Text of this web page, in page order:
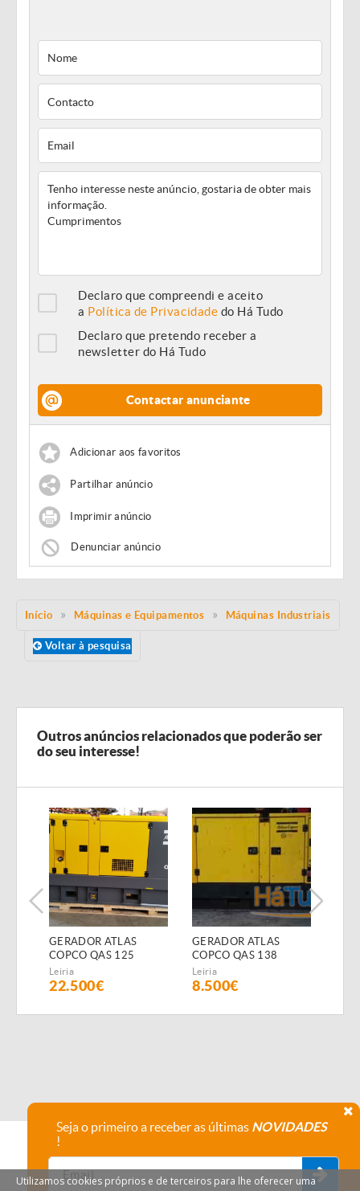
Declaro que compreendi e aceito
a Política de Privacidade do Há Tudo
Declaro que pretendo receber a
newsletter do Há Tudo
Contactar anunciante
Adicionar aos favoritos
Partilhar anúncio
Imprimir anúncio
Denunciar anúncio
Início Máquinas e Equipamentos Máquinas Industriais
Voltar à pesquisa
Outros anúncios relacionados que poderão ser
do seu interesse!
GERADOR ATLAS
COPCO QAS 125
(Diesel)
Leiria
22.500€
GERADOR ATLAS
COPCO QAS 138
(Diesel)
Leiria
8.500€
Seja o primeiro a receber as últimas NOVIDADES
!
Utilizamos cookies próprios e de terceiros para lhe oferecer uma